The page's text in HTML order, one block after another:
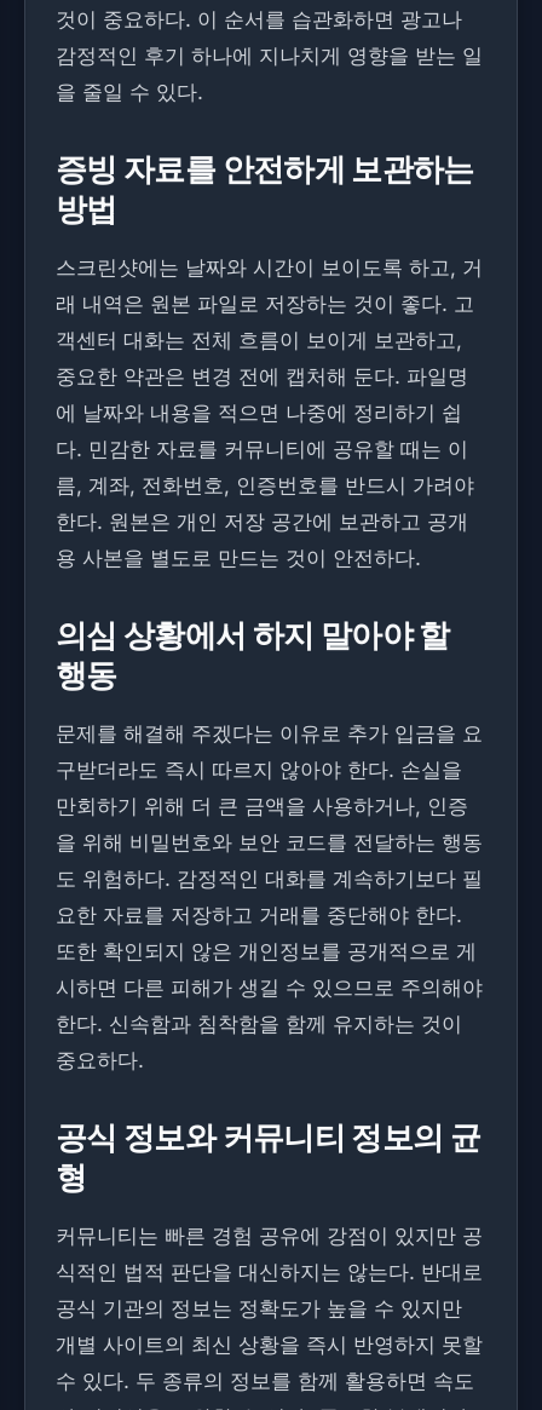
것이 중요하다. 이 순서를 습관화하면 광고나
감정적인 후기 하나에 지나치게 영향을 받는 일
을 줄일 수 있다.
증빙 자료를 안전하게 보관하는
방법
스크린샷에는 날짜와 시간이 보이도록 하고, 거
래 내역은 원본 파일로 저장하는 것이 좋다. 고
객센터 대화는 전체 흐름이 보이게 보관하고,
중요한 약관은 변경 전에 캡처해 둔다. 파일명
에 날짜와 내용을 적으면 나중에 정리하기 쉽
다. 민감한 자료를 커뮤니티에 공유할 때는 이
름, 계좌, 전화번호, 인증번호를 반드시 가려야
한다. 원본은 개인 저장 공간에 보관하고 공개
용 사본을 별도로 만드는 것이 안전하다.
의심 상황에서 하지 말아야 할
행동
문제를 해결해 주겠다는 이유로 추가 입금을 요
구받더라도 즉시 따르지 않아야 한다. 손실을
만회하기 위해 더 큰 금액을 사용하거나, 인증
을 위해 비밀번호와 보안 코드를 전달하는 행동
도 위험하다. 감정적인 대화를 계속하기보다 필
요한 자료를 저장하고 거래를 중단해야 한다.
또한 확인되지 않은 개인정보를 공개적으로 게
시하면 다른 피해가 생길 수 있으므로 주의해야
한다. 신속함과 침착함을 함께 유지하는 것이
중요하다.
공식 정보와 커뮤니티 정보의 균
형
커뮤니티는 빠른 경험 공유에 강점이 있지만 공
식적인 법적 판단을 대신하지는 않는다. 반대로
공식 기관의 정보는 정확도가 높을 수 있지만
개별 사이트의 최신 상황을 즉시 반영하지 못할
수 있다. 두 종류의 정보를 함께 활용하면 속도